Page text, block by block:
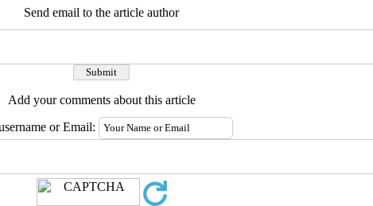
Send email to the article author
Add your comments about this article
or Email: